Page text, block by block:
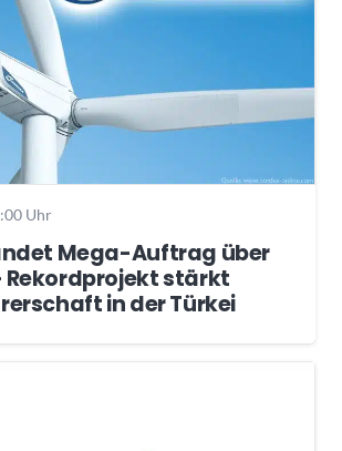
Uhr
Mega-Auftrag über
Rekordprojekt stärkt
in der Türkei